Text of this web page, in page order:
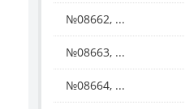
№08662, ...
№08663, ...
№08664, ...